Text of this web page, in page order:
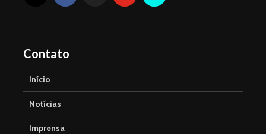
Contato
Início
Notícias
Imprensa